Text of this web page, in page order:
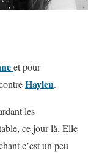
et pour
Haylen.
les
ce jour-là. Elle
c’est un peu